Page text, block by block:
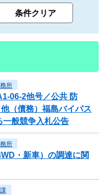
所
06-2他号／公共 防
（債務）福島バイパス
一般競争入札公告
所
・新車）の調達に関